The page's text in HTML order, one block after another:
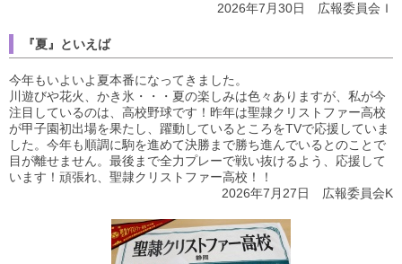
2026年7月30日 広報委員会Ｉ
『夏』といえば
今年もいよいよ夏本番になってきました。
川遊びや花火、かき氷・・・夏の楽しみは色々ありますが、私が今
注目しているのは、高校野球です！昨年は聖隷クリストファー高校
が甲子園初出場を果たし、躍動しているところをTVで応援していま
した。今年も順調に駒を進めて決勝まで勝ち進んでいるとのことで
目が離せません。最後まで全力プレーで戦い抜けるよう、応援して
います！頑張れ、聖隷クリストファー高校！！
2026年7月27日 広報委員会K